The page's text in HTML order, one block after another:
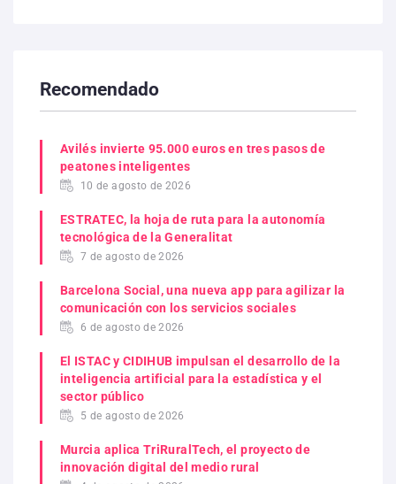
Recomendado
Avilés invierte 95.000 euros en tres pasos de
peatones inteligentes
10 de agosto de 2026
ESTRATEC, la hoja de ruta para la autonomía
tecnológica de la Generalitat
7 de agosto de 2026
Barcelona Social, una nueva app para agilizar la
comunicación con los servicios sociales
6 de agosto de 2026
El ISTAC y CIDIHUB impulsan el desarrollo de la
inteligencia artificial para la estadística y el
sector público
5 de agosto de 2026
Murcia aplica TriRuralTech, el proyecto de
innovación digital del medio rural